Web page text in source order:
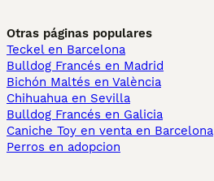
Otras páginas populares
Teckel en Barcelona
Bulldog Francés en Madrid
Bichón Maltés en València
Chihuahua en Sevilla
Bulldog Francés en Galicia
Caniche Toy en venta en Barcelona
Perros en adopcion